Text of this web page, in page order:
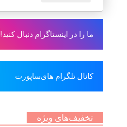
ما را در اینستاگرام دنبال کنید!
کانال تلگرام های‌ساپورت
تخفیف‌های ویژه